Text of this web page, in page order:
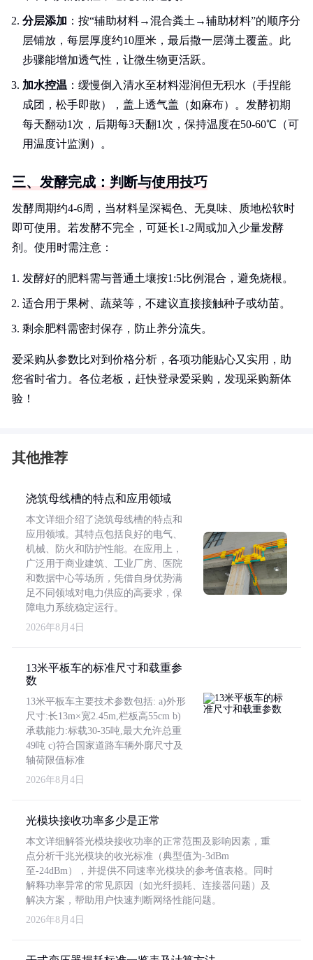
分层添加 ：按“辅助材料→混合粪土→辅助材料”的顺序分
层铺放，每层厚度约10厘米，最后撒一层薄土覆盖。此
步骤能增加透气性，让微生物更活跃。
加水控温 ：缓慢倒入清水至材料湿润但无积水（手捏能
成团，松手即散），盖上透气盖（如麻布）。发酵初期
每天翻动1次，后期每3天翻1次，保持温度在50-60℃（可
用温度计监测）。
三、发酵完成：判断与使用技巧
发酵周期约4-6周，当材料呈深褐色、无臭味、质地松软时
即可使用。若发酵不完全，可延长1-2周或加入少量发酵
剂。使用时需注意：
发酵好的肥料需与普通土壤按1:5比例混合，避免烧根。
适合用于果树、蔬菜等，不建议直接接触种子或幼苗。
剩余肥料需密封保存，防止养分流失。
爱采购从参数比对到价格分析，各项功能贴心又实用，助
您省时省力。各位老板，赶快登录爱采购，发现采购新体
验！
其他推荐
浇筑母线槽的特点和应用领域
本文详细介绍了浇筑母线槽的特点和
应用领域。其特点包括良好的电气、
机械、防火和防护性能。在应用上，
广泛用于商业建筑、工业厂房、医院
和数据中心等场所，凭借自身优势满
足不同领域对电力供应的高要求，保
障电力系统稳定运行。
2026年8月4日
13米平板车的标准尺寸和载重参
数
13米平板车主要技术参数包括: a)外形
尺寸:长13m×宽2.45m,栏板高55cm b)
承载能力:标载30-35吨,最大允许总重
49吨 c)符合国家道路车辆外廓尺寸及
轴荷限值标准
2026年8月4日
光模块接收功率多少是正常
本文详细解答光模块接收功率的正常范围及影响因素，重
点分析千兆光模块的收光标准（典型值为-3dBm
至-24dBm），并提供不同速率光模块的参考值表格。同时
解释功率异常的常见原因（如光纤损耗、连接器问题）及
解决方案，帮助用户快速判断网络性能问题。
2026年8月4日